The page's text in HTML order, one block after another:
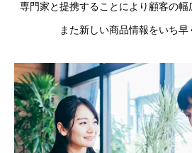
専門家と提携することにより顧客の幅
また新しい商品情報をいち早